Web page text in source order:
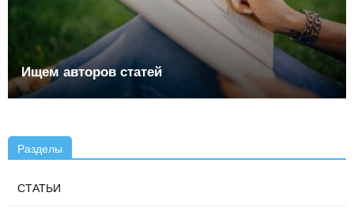
Ищем авторов статей
Разделы
СТАТЬИ